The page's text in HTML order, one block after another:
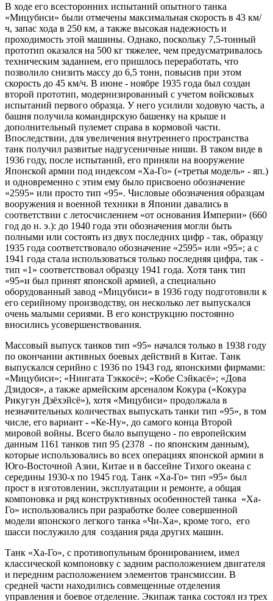
В ходе его всесторонних испытаний опытного танка
«Мицубиси» были отмечены максимальная скорость в 43 км/
ч, запас хода в 250 км, а также высокая надежность и
проходимость этой машины. Однако, поскольку 7,5-тонный
прототип оказался на 500 кг тяжелее, чем предусматривалось
техническим заданием, его пришлось переработать, что
позволило снизить массу до 6,5 тонн, повысив при этом
скорость до 45 км/ч. В июне - ноябре 1935 года был создан
второй прототип, модернизированный с учетом войсковых
испытаний первого образца. У него усилили ходовую часть, а
башня получила командирскую башенку на крыше и
дополнительный пулемет справа в кормовой части.
Впоследствии, для увеличения внутреннего пространства
танк получил развитые надгусеничные ниши. В таком виде в
1936 году, после испытаний, его приняли на вооружение
Японской армии под индексом «Ха-Го» («третья модель» - яп.)
и одновременно с этим ему было присвоено обозначение
«2595» или просто тип «95». Числовые обозначения образцам
вооружения и военной техники в Японии давались в
соответствии с летосчислением «от основания Империи» (660
год до н. э.): до 1940 года эти обозначения могли быть
полными или состоять из двух последних цифр - так, образцу
1935 года соответствовало обозначение «2595» или «95»; а с
1941 года стала использоваться только последняя цифра, так -
тип «1» соответствовал образцу 1941 года. Хотя танк тип
«95»и был принят японской армией, а специально
оборудованный завод «Мицубиси» в 1936 году подготовили к
его серийному производству, он несколько лет выпускался
очень малыми сериями. В его конструкцию постоянно
вносились усовершенствования.
Массовый выпуск танков тип «95» начался только в 1938 году
по окончании активных боевых действий в Китае. Танк
выпускался серийно с 1936 по 1943 год, японскими фирмами:
«Мицубиси»; «Ниигата Тэккосё»; «Кобе Сэйкасё»; «Дова
Дзидося», а также армейским арсеналом Кокура («Кокура
Рикугун Дзёхэйсё»), хотя «Мицубиси» продолжала в
незначительных количествах выпускать танки тип «95», в том
числе, его вариант - «Ке-Ну», до самого конца Второй
мировой войны. Всего было выпущено - по европейским
данным 1161 танков тип 95 (2378 - по японским данным),
которые использовались во всех операциях японской армии в
Юго-Восточной Азии, Китае и в бассейне Тихого океана с
середины 1930-х по 1945 год. Танк «Ха-Го» тип «95» был
прост в изготовлении, эксплуатации и ремонте, а общая
компоновка и ряд конструктивных особенностей танка «Ха-
Го» использовались при разработке более совершенной
модели японского легкого танка «Чи-Ха», кроме того, его
шасси послужило для создания ряда других машин.
Танк «Ха-Го», с противопульным бронированием, имел
классической компоновку с задним расположением двигателя
и передним расположением элементов трансмиссии. В
средней части находились совмещенные отделения
управления и боевое отделение. Экипаж танка состоял из трех